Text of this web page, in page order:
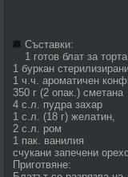
Съставки:
1 готов блат за торта
1 буркан
1 ч.ч. ароматичен
350 г (2 опак.) сметана
4 с.л. пудра захар
1 с.л. (18 г) желатин,
2 с.л. ром
1 пак. ванилия
счукани запечени
Приготвяне: